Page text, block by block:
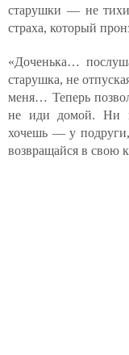
старушки — не
страха, который
«Доченька…
старушка, не
меня… Теперь
не иди домой. Ни
хочешь — у
возвращайся в свою